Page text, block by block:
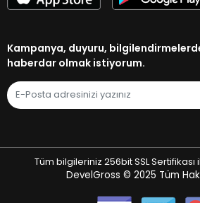
Kampanya, duyuru,
haberdar olmak istiyorum.
Tüm bilgileriniz 256bit SSL
DevelGross © 2025 Tüm